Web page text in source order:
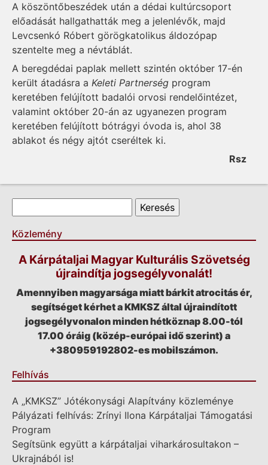
A köszöntőbeszédek után a dédai kultúrcsoport
előadását hallgathatták meg a jelenlévők, majd
Levcsenkó Róbert görögkatolikus áldozópap
szentelte meg a névtáblát.
A beregdédai paplak mellett szintén október 17-én
került átadásra a Keleti Partnerség program
keretében felújított badalói orvosi rendelőintézet,
valamint október 20-án az ugyanezen program
keretében felújított bótrágyi óvoda is, ahol 38
ablakot és négy ajtót cseréltek ki.
Rsz
Keresés űrlap
Keresés
Közlemény
A Kárpátaljai Magyar Kulturális Szövetség
újraindítja jogsegélyvonalát!
Amennyiben magyarsága miatt bárkit atrocitás ér,
segítséget kérhet a KMKSZ által újraindított
jogsegélyvonalon minden hétköznap 8.00-tól
17.00 óráig (közép-európai idő szerint) a
+380959192802-es mobilszámon.
Felhívás
A „KMKSZ” Jótékonysági Alapítvány közleménye
Pályázati felhívás: Zrínyi Ilona Kárpátaljai Támogatási
Program
Segítsünk együtt a kárpátaljai viharkárosultakon –
Ukrajnából is!